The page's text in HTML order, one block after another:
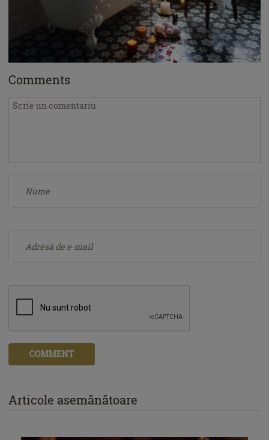
Comments
COMMENT
Articole asemănătoare